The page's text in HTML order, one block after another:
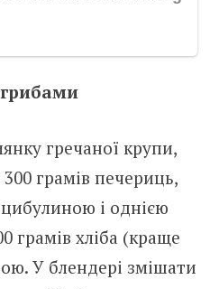
грибами
гречаної крупи,
грамів печериць,
і однією
грамів хліба (краще
У блендері змішати